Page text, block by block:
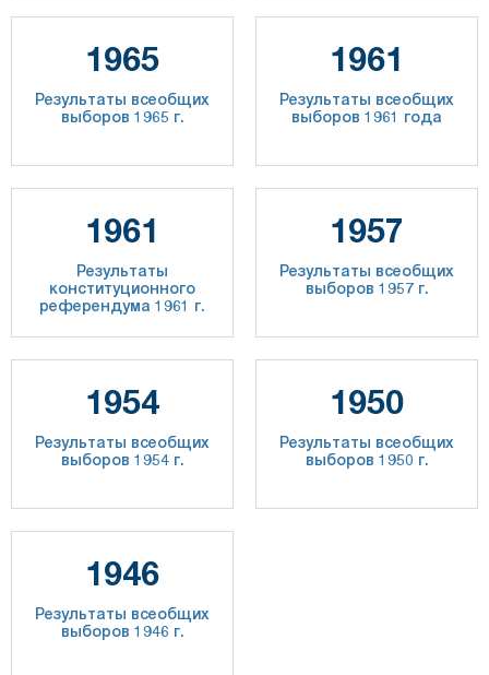
1965
Результаты всеобщих
выборов 1965 г.
1961
Результаты всеобщих
выборов 1961 года
1961
Результаты
конституционного
референдума 1961 г.
1957
Результаты всеобщих
выборов 1957 г.
1954
Результаты всеобщих
выборов 1954 г.
1950
Результаты всеобщих
выборов 1950 г.
1946
Результаты всеобщих
выборов 1946 г.